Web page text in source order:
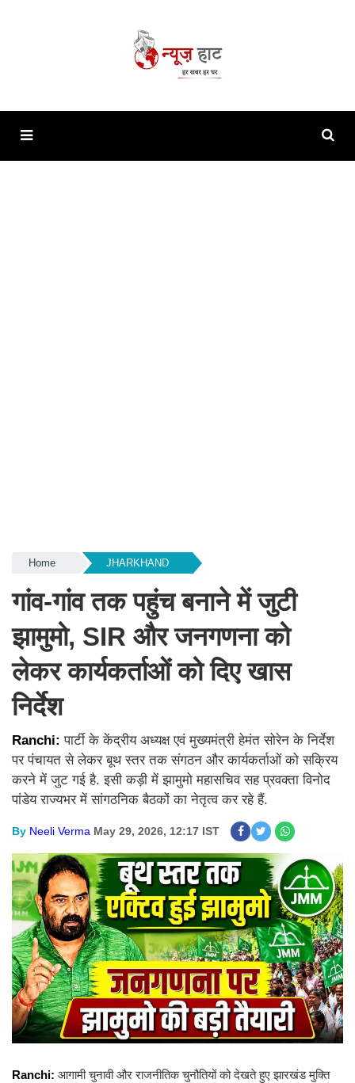
Home JHARKHAND
गांव-गांव तक पहुंच बनाने में जुटी
झामुमो, SIR और जनगणना को
लेकर कार्यकर्ताओं को दिए खास
निर्देश
Ranchi:पार्टी के केंद्रीय अध्यक्ष एवं मुख्यमंत्री हेमंत सोरेन के निर्देश
पर पंचायत से लेकर बूथ स्तर तक संगठन और कार्यकर्ताओं को सक्रिय
करने में जुट गई है. इसी कड़ी में झामुमो महासचिव सह प्रवक्ता विनोद
पांडेय राज्यभर में सांगठनिक बैठकों का नेतृत्व कर रहे हैं.
By Neeli Verma May 29, 2026, 12:17 IST
Ranchi: आगामी चुनावी और राजनीतिक चुनौतियों को देखते हुए झारखंड मुक्ति